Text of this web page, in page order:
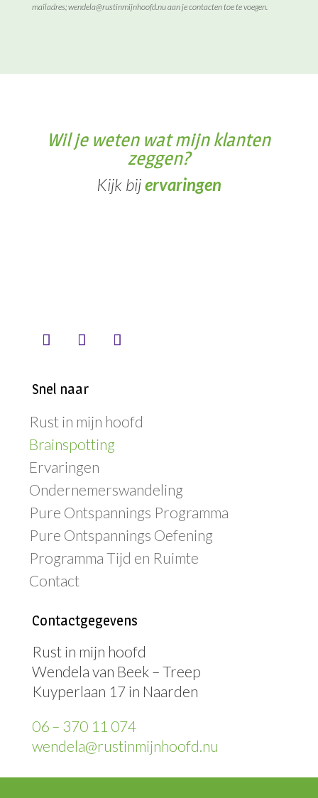
mailadres;wendela@rustinmijnhoofd.nuaan je contacten toe te voegen.
Wil je weten wat mijn klanten
zeggen?
Kijk bijervaringen
Snel naar
Rust in mijn hoofd
Brainspotting
Ervaringen
Ondernemerswandeling
Pure Ontspannings Programma
Pure Ontspannings Oefening
Programma Tijd en Ruimte
Contact
Contactgegevens
Rust in mijn hoofd
Wendela van Beek – Treep
Kuyperlaan 17 in Naarden
06 – 370 11 074
wendela@rustinmijnhoofd.nu